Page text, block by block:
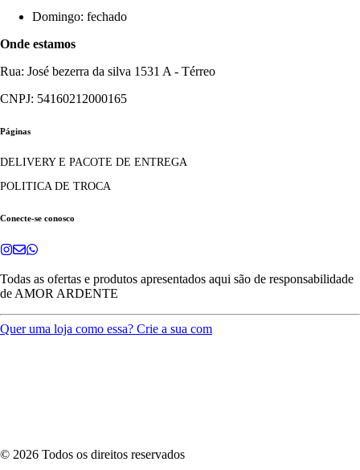
Domingo: fechado
Onde estamos
Rua: José bezerra da silva 1531 A - Térreo
CNPJ: 54160212000165
Páginas
DELIVERY E PACOTE DE ENTREGA
POLITICA DE TROCA
Conecte-se conosco
Todas as ofertas e produtos apresentados aqui são de responsabilidade
de AMOR ARDENTE
Quer uma loja como essa? Crie a sua com
© 2026 Todos os direitos reservados